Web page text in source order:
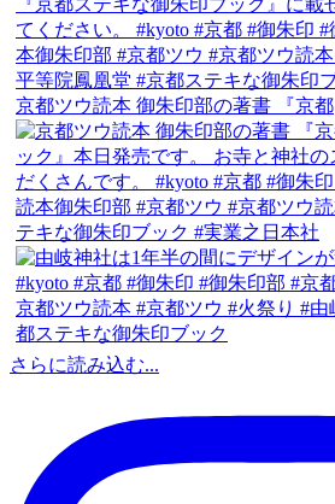
京都ツウ読本 御朱印部の著書 『京都
さらに読み込む...